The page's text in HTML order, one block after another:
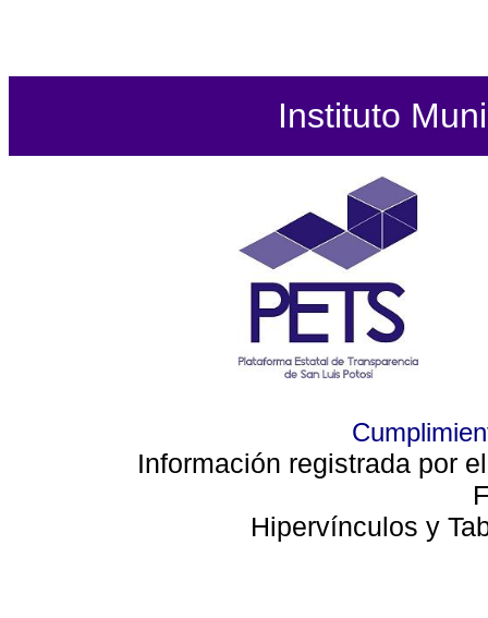
Instituto
Información registrada por
Hipervínculos y